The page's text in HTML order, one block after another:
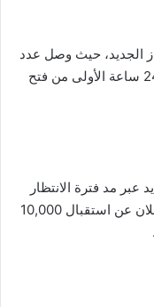
الجديد، حيث وصل عدد
طلبات الحجز إلى 88,898 طلب خلال الـ 24 ساعة الأولى من فتح
مد فترة الانتظار
المحتملة لتسليم النسخ المحجوزة، مع الإعلان عن استقبال 10,000